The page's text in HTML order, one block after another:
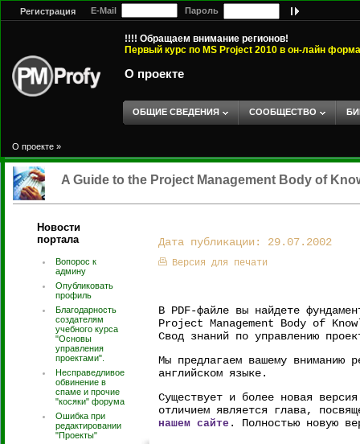
Регистрация E-Mail Пароль
!!!! Обращаем внимание регионов!
Первый курс по MS Project 2010 в он-лайн
О проекте
ОБЩИЕ СВЕДЕНИЯ СООБЩЕСТВО
О проекте »
A Guide to the Project Management Body of
Новости
портала
Вопорос к
админу
Опубликовать
профиль
Благодарность
создателям
учебного курса
"Основы
управления
проектами".
Несправедливое
обвинение в
спаме и прочие
"косяки" форума
Ошибка при
редактировании
"Проекты"
Дата публикации: 29.07.2002
Версия для печати
В PDF-файле вы найдете
Project Management Body of
Свод знаний по управлению
Мы предлагаем вашему вниманию
английском языке.
Существует и более новая
отличием является глава,
нашем сайте . Полностью новую